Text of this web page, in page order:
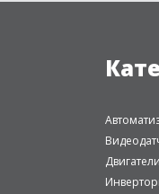
Двигатели